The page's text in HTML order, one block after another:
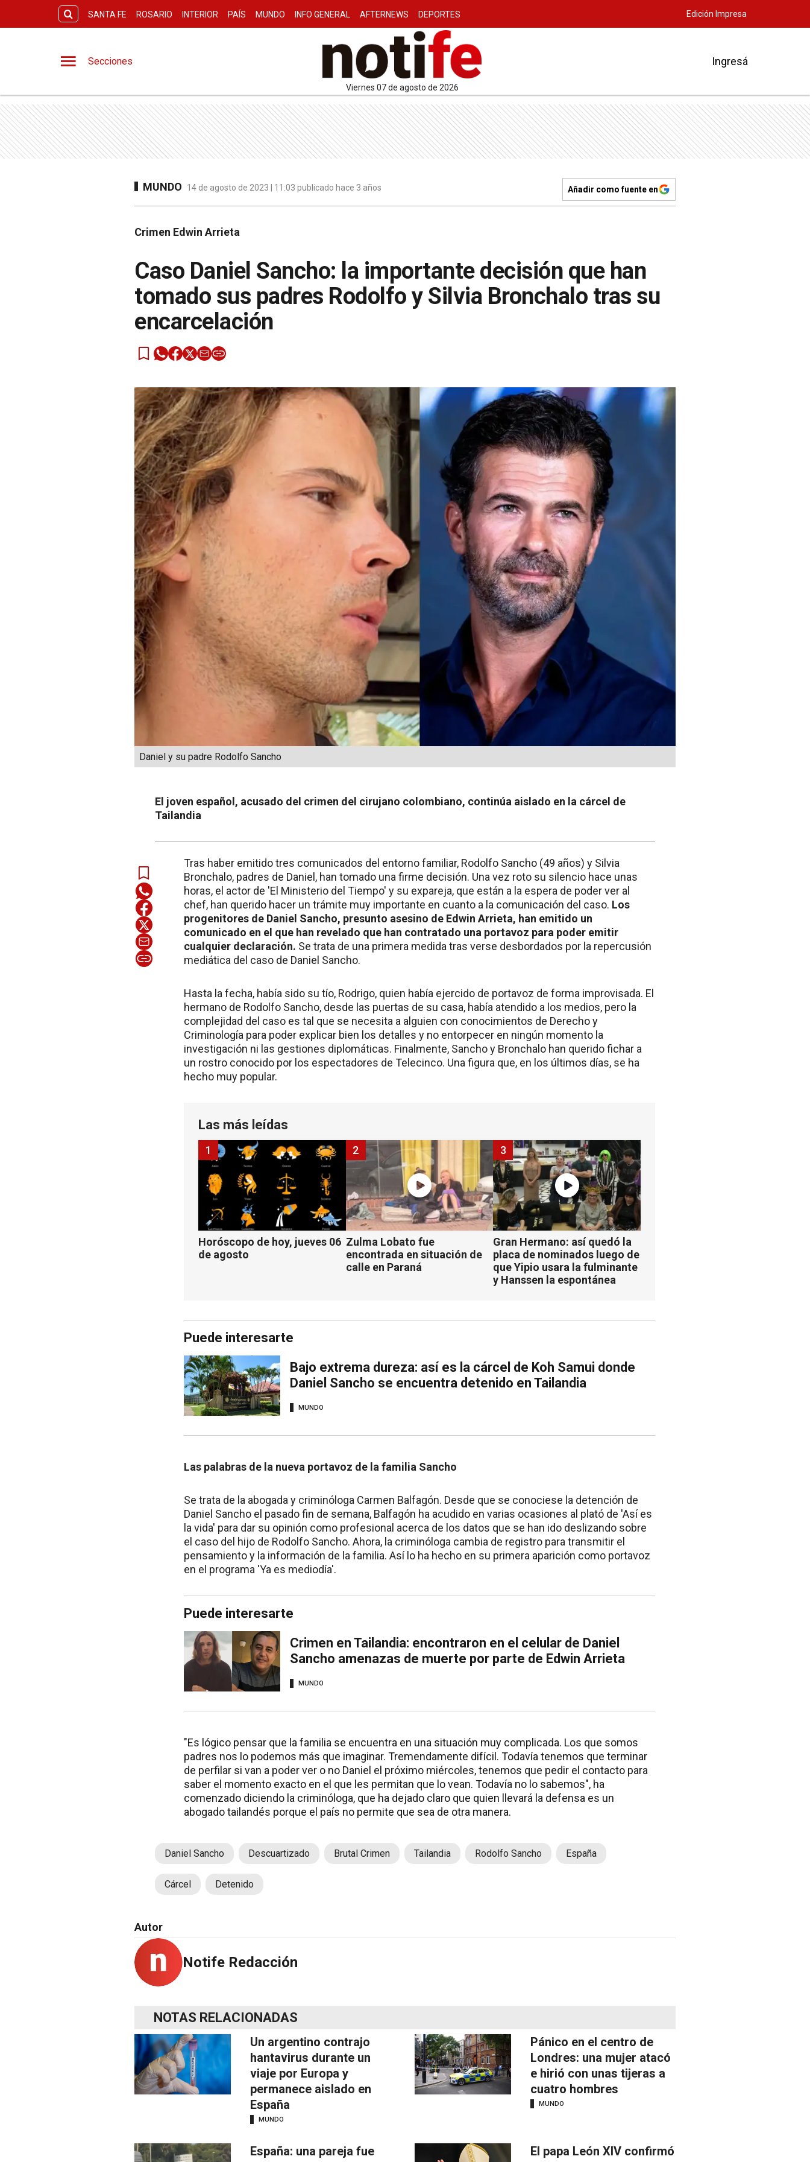
SANTA FE ROSARIO INTERIOR PAÍS MUNDO INFO GENERAL AFTERNEWS DEPORTES Edición Impresa
Secciones
viernes 07 de agosto de 2026
Ingresá
MUNDO 14 de agosto de 2023 | 11:03 publicado hace 3 años Añadir como fuente en
Crimen Edwin Arrieta
Caso Daniel Sancho: la importante decisión que han
tomado sus padres Rodolfo y Silvia Bronchalo tras su
encarcelación
Daniel y su padre Rodolfo Sancho
El joven español, acusado del crimen del cirujano colombiano, continúa aislado en la cárcel de
Tailandia
Tras haber emitido tres comunicados del entorno familiar, Rodolfo Sancho (49 años) y Silvia
Bronchalo, padres de Daniel, han tomado una firme decisión. Una vez roto su silencio hace unas
horas, el actor de 'El Ministerio del Tiempo' y su expareja, que están a la espera de poder ver al
chef, han querido hacer un trámite muy importante en cuanto a la comunicación del caso. Los
progenitores de Daniel Sancho, presunto asesino de Edwin Arrieta, han emitido un
comunicado en el que han revelado que han contratado una portavoz para poder emitir
cualquier declaración. Se trata de una primera medida tras verse desbordados por la repercusión
mediática del caso de Daniel Sancho.
Hasta la fecha, había sido su tío, Rodrigo, quien había ejercido de portavoz de forma improvisada. El
hermano de Rodolfo Sancho, desde las puertas de su casa, había atendido a los medios, pero la
complejidad del caso es tal que se necesita a alguien con conocimientos de Derecho y
Criminología para poder explicar bien los detalles y no entorpecer en ningún momento la
investigación ni las gestiones diplomáticas. Finalmente, Sancho y Bronchalo han querido fichar a
un rostro conocido por los espectadores de Telecinco. Una figura que, en los últimos días, se ha
hecho muy popular.
Las más leídas
Horóscopo de hoy, jueves 06
de agosto
1
Zulma Lobato fue
encontrada en situación de
calle en Paraná
2
Gran Hermano: así quedó la
placa de nominados luego de
que Yipio usara la fulminante
y Hanssen la espontánea
3
Puede interesarte
Bajo extrema dureza: así es la cárcel de Koh Samui donde
Daniel Sancho se encuentra detenido en Tailandia
MUNDO
Las palabras de la nueva portavoz de la familia Sancho
Se trata de la abogada y criminóloga Carmen Balfagón. Desde que se conociese la detención de
Daniel Sancho el pasado fin de semana, Balfagón ha acudido en varias ocasiones al plató de 'Así es
la vida' para dar su opinión como profesional acerca de los datos que se han ido deslizando sobre
el caso del hijo de Rodolfo Sancho. Ahora, la criminóloga cambia de registro para transmitir el
pensamiento y la información de la familia. Así lo ha hecho en su primera aparición como portavoz
en el programa 'Ya es mediodía'.
Puede interesarte
Crimen en Tailandia: encontraron en el celular de Daniel
Sancho amenazas de muerte por parte de Edwin Arrieta
MUNDO
"Es lógico pensar que la familia se encuentra en una situación muy complicada. Los que somos
padres nos lo podemos más que imaginar. Tremendamente difícil. Todavía tenemos que terminar
de perfilar si van a poder ver o no Daniel el próximo miércoles, tenemos que pedir el contacto para
saber el momento exacto en el que les permitan que lo vean. Todavía no lo sabemos", ha
comenzado diciendo la criminóloga, que ha dejado claro que quien llevará la defensa es un
abogado tailandés porque el país no permite que sea de otra manera.
Daniel Sancho Descuartizado Brutal Crimen Tailandia Rodolfo Sancho España
Cárcel Detenido
Autor
Notife Redacción
NOTAS RELACIONADAS
Un argentino contrajo
hantavirus durante un
viaje por Europa y
permanece aislado en
España
MUNDO
Pánico en el centro de
Londres: una mujer atacó
e hirió con unas tijeras a
cuatro hombres
MUNDO
España: una pareja fue
El papa León XIV confirmó